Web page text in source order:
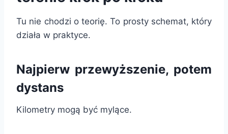
Tu nie chodzi o teorię. To prosty schemat, który
działa w praktyce.
Najpierw przewyższenie, potem
dystans
Kilometry mogą być mylące.